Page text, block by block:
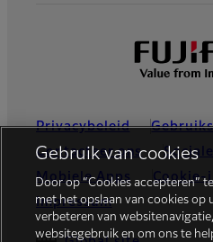
Privacybeleid
Contacteer ons
Mobiele Apps
Cookie-
Impressum
Gebruik van cookies
Door op “Cookies accepteren”
met het opslaan van cookies op
verbeteren van
websitegebruik en om ons te